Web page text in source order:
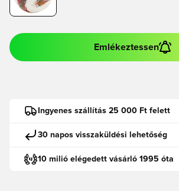
Emlékeztessen
Ingyenes szállítás 25 000 Ft felett
30 napos visszaküldési lehetőség
10 milió elégedett vásárló 1995 óta